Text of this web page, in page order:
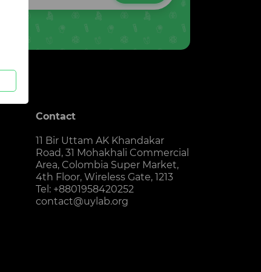
Contact
11 Bir Uttam AK Khandakar
Road, 31 Mohakhali Commercial
Area, Colombia Super Market,
4th Floor, Wireless Gate, 1213
Tel: +8801958420252
contact@uylab.org